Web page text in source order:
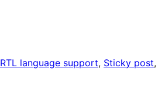
RTL language support, Sticky post